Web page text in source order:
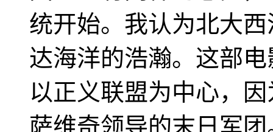
统开始。我认为北大
达海洋的浩瀚。这部
以正义联盟为中心，
萨维奇领导的末日军团